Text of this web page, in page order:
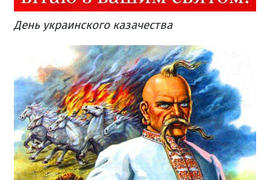
День украинского казачества